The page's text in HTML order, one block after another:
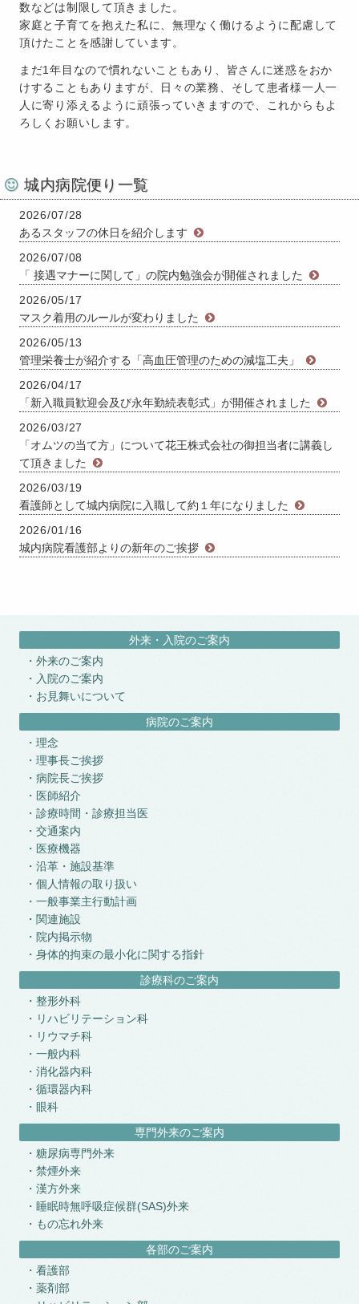
数などは制限して頂きました。
家庭と子育てを抱えた私に、無理なく働けるように配慮して
頂けたことを感謝しています。
まだ1年目なので慣れないこともあり、皆さんに迷惑をおか
けすることもありますが、日々の業務、そして患者様一人一
人に寄り添えるように頑張っていきますので、これからもよ
ろしくお願いします。
城内病院便り一覧
2026/07/28
あるスタッフの休日を紹介します
2026/07/08
「 接遇マナーに関して」の院内勉強会が開催されました
2026/05/17
マスク着用のルールが変わりました
2026/05/13
管理栄養士が紹介する「高血圧管理のための減塩工夫」
2026/04/17
「新入職員歓迎会及び永年勤続表彰式」が開催されました
2026/03/27
「オムツの当て方」について花王株式会社の御担当者に講義し
て頂きました
2026/03/19
看護師として城内病院に入職して約１年になりました
2026/01/16
城内病院看護部よりの新年のご挨拶
外来・入院のご案内
外来のご案内
入院のご案内
お見舞いについて
病院のご案内
理念
理事長ご挨拶
病院長ご挨拶
医師紹介
診療時間・診療担当医
交通案内
医療機器
沿革・施設基準
個人情報の取り扱い
一般事業主行動計画
関連施設
院内掲示物
身体的拘束の最小化に関する指針
診療科のご案内
整形外科
リハビリテーション科
リウマチ科
一般内科
消化器内科
循環器内科
眼科
専門外来のご案内
糖尿病専門外来
禁煙外来
漢方外来
睡眠時無呼吸症候群(SAS)外来
もの忘れ外来
各部のご案内
看護部
薬剤部